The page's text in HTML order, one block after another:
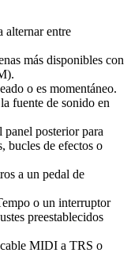
alternar entre
más disponibles con
o es momentáneo.
fuente de sonido en
panel posterior para
bucles de efectos o
a un pedal de
o un interruptor
preestablecidos
MIDI a TRS o